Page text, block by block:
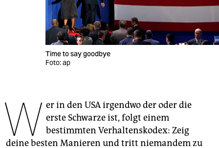
veranstaltungen
abo
genossenschaft
Time to say goodbye
Foto: ap
W er in den USA irgendwo der oder die
erste Schwarze ist, folgt einem
bestimmten Verhaltenskodex: Zeig
deine besten Manieren und tritt niemandem zu